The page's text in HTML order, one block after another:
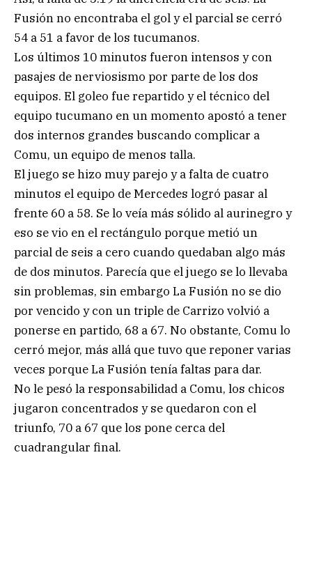
Fusión no encontraba el gol y el parcial se cerró
54 a 51 a favor de los tucumanos.
Los últimos 10 minutos fueron intensos y con
pasajes de nerviosismo por parte de los dos
equipos. El goleo fue repartido y el técnico del
equipo tucumano en un momento apostó a tener
dos internos grandes buscando complicar a
Comu, un equipo de menos talla.
El juego se hizo muy parejo y a falta de cuatro
minutos el equipo de Mercedes logró pasar al
frente 60 a 58. Se lo veía más sólido al aurinegro y
eso se vio en el rectángulo porque metió un
parcial de seis a cero cuando quedaban algo más
de dos minutos. Parecía que el juego se lo llevaba
sin problemas, sin embargo La Fusión no se dio
por vencido y con un triple de Carrizo volvió a
ponerse en partido, 68 a 67. No obstante, Comu lo
cerró mejor, más allá que tuvo que reponer varias
veces porque La Fusión tenía faltas para dar.
No le pesó la responsabilidad a Comu, los chicos
jugaron concentrados y se quedaron con el
triunfo, 70 a 67 que los pone cerca del
cuadrangular final.